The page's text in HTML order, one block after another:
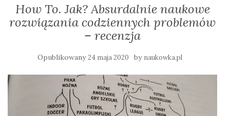
How To. Jak? Absurdalnie naukowe
rozwiązania codziennych problemów
– recenzja
Opublikowany24 maja 2020 by naukowka.pl